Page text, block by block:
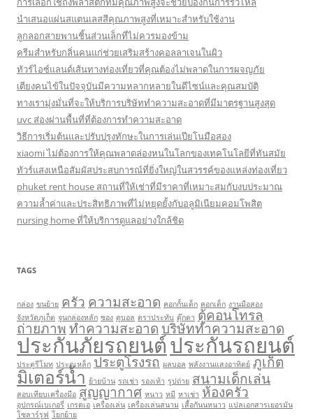
นำเสนอแผ่นสแตนเลสสีคุณภาพสูงที่เหมาะสำหรับใช้งาน
ลูกลอกสายพานชิ้นส่วนเล็กที่ไม่ควรมองข้าม
ครีมสำหรับกลิ่นคนแก่ช่วยเสริมสร้างคอลลาเจนในผิว
ทัวร์ไอซ์แลนด์เส้นทางท่องเที่ยวที่คุณต้องไม่พลาดในการผจญภัย
เตียงคนไข้ในปัจจุบันมีความหลากหลายในดีไซน์และคุณสมบัติ
ทางเรามุ่งมั่นที่จะให้บริการบริษัททำความสะอาดที่มีมาตรฐานสูงสุด
uvc ส่องผ่านพื้นที่ที่ต้องการทำความสะอาด
วิธีการเริ่มต้นและปรับปรุงทักษะในการเล่นเปียโนมือสอง
xiaomi ไม่ต้องการให้คุณพลาดล่องหนในโลกของเทคโนโลยีที่ทันสมัย
ทัวร์แสงเหนือสัมผัสประสบการณ์ที่ยิ่งใหญ่ในสวรรค์ของแหล่งท่องเที่ยว
phuket rent house สถานที่ให้เช่าที่มีราคาที่เหมาะสมกับงบประมาณ
ความล้ำค่าและประสิทธิภาพที่ไม่หยุดยั้งกับอลูมิเนียมคอมโพสิต
nursing home ที่ให้บริการดูแลอย่างใกล้ชิด
TAGS
กล่อง ขนย้าย ครัว ความสะอาด คอกกั้นเด็ก คอกเด็ก งานมือสอง
จังหวัดภูเก็ต จูนกล่องหลัก ซอง ดูบอล ตราประทับ ตุ๊กตา ตู้คอนโทรล
ถ่ายภาพทำความสะอาดบริษัททำความสะอาด
ประกันภัยรถยนต์ประกันรถยนต์
ประตูรีโมท ประตูเหล็ก ประตูโรงรถ ผลบอล พลังงานแสงอาทิตย์ ภูเก็ต
มิเตอร์น้ำ ย้ายบ้าน รถเช่า รองเท้า รูปถ่าย สนามเด็กเล่น
สอบเทียบเครื่องมือ สูญญากาศ หนาว หมี หาเช่า ห้องครัว
อุปกรณ์เบเกอรี่ เกรดเอ เครื่องเล่น เครื่องเล่นสนาม เสื้อกันนหนาว แปลเอกสารเยอรมัน
โซลาร์รูฟ โยกย้าย